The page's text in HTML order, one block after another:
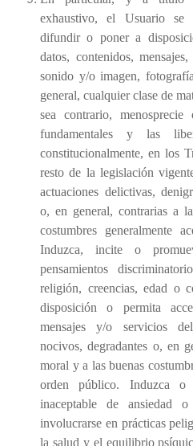
exhaustivo, el Usuario se
difundir o poner a
datos, contenidos,
sonido y/o imagen,
general, cualquier clase de
sea contrario,
fundamentales y las
constitucionalmente, en los
resto de la legislación
actuaciones delictivas,
o, en general, contrarias a
costumbres generalmente
Induzca, incite o
pensamientos
religión, creencias, edad o
disposición o permita
mensajes y/o servicios
nocivos, degradantes o, en
moral y a las buenas
orden público. Induzca
inaceptable de ansiedad
involucrarse en prácticas
la salud y el equilibrio